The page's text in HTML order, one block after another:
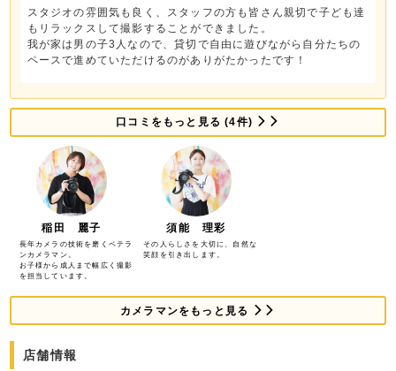
スタジオの雰囲気も良く、スタッフの方も皆さん親切で子ども達
もリラックスして撮影することができました。
我が家は男の子3人なので、貸切で自由に遊びながら自分たちの
ペースで進めていただけるのがありがたかったです！
口コミをもっと見る (4件)
稲田 麗子
長年カメラの技術を磨くベテラ
ンカメラマン。
お子様から成人まで幅広く撮影
を担当しています。
須能 理彩
その人らしさを大切に、自然な
笑顔を引き出します。
カメラマンをもっと見る
店舗情報